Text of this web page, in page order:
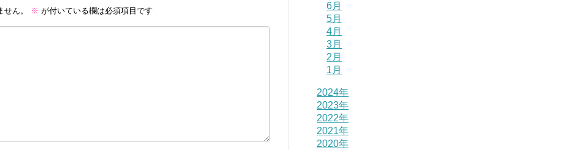
ん。 ※ が付いている欄は必須項目です
6月
5月
4月
3月
2月
1月
2024年
2023年
2022年
2021年
2020年